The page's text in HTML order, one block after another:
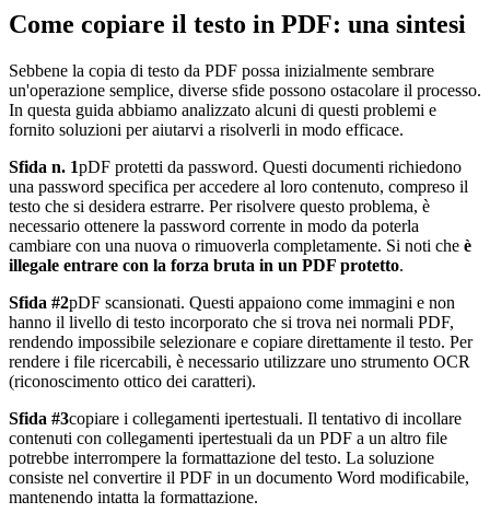
Come copiare il testo in PDF: una sintesi
Sebbene la copia di testo da PDF possa inizialmente sembrare
un'operazione semplice, diverse sfide possono ostacolare il processo.
In questa guida abbiamo analizzato alcuni di questi problemi e
fornito soluzioni per aiutarvi a risolverli in modo efficace.
Sfida n. 1pDF protetti da password. Questi documenti richiedono
una password specifica per accedere al loro contenuto, compreso il
testo che si desidera estrarre. Per risolvere questo problema, è
necessario ottenere la password corrente in modo da poterla
cambiare con una nuova o rimuoverla completamente. Si noti che è
illegale entrare con la forza bruta in un PDF protetto.
Sfida #2pDF scansionati. Questi appaiono come immagini e non
hanno il livello di testo incorporato che si trova nei normali PDF,
rendendo impossibile selezionare e copiare direttamente il testo. Per
rendere i file ricercabili, è necessario utilizzare uno strumento OCR
(riconoscimento ottico dei caratteri).
Sfida #3copiare i collegamenti ipertestuali. Il tentativo di incollare
contenuti con collegamenti ipertestuali da un PDF a un altro file
potrebbe interrompere la formattazione del testo. La soluzione
consiste nel convertire il PDF in un documento Word modificabile,
mantenendo intatta la formattazione.